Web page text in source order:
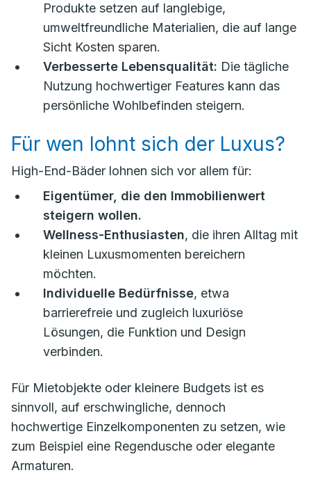
Produkte setzen auf langlebige,
umweltfreundliche Materialien, die auf lange
Sicht Kosten sparen.
Verbesserte Lebensqualität: Die tägliche
Nutzung hochwertiger Features kann das
persönliche Wohlbefinden steigern.
Für wen lohnt sich der Luxus?
High-End-Bäder lohnen sich vor allem für:
Eigentümer, die den Immobilienwert
steigern wollen.
Wellness-Enthusiasten, die ihren Alltag mit
kleinen Luxusmomenten bereichern
möchten.
Individuelle Bedürfnisse, etwa
barrierefreie und zugleich luxuriöse
Lösungen, die Funktion und Design
verbinden.
Für Mietobjekte oder kleinere Budgets ist es
sinnvoll, auf erschwingliche, dennoch
hochwertige Einzelkomponenten zu setzen, wie
zum Beispiel eine Regendusche oder elegante
Armaturen.